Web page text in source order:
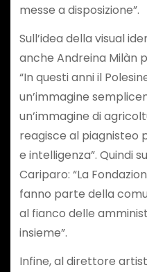
messe a disposizione”.
Sull’idea della visual
anche Andreina Milàn
“In questi anni il
un’immagine
un’immagine di
reagisce al piagnisteo
e intelligenza”. Quindi
Cariparo: “La
fanno parte della
al fianco delle
insieme”.
Infine, al direttore